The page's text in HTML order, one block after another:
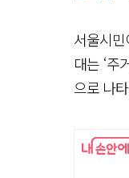
서울시
대는 ‘주
으로 나